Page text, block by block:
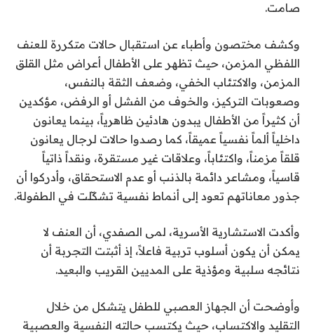
صامت.
وكشف مختصون وأطباء عن استقبال حالات متكررة للعنف
اللفظي المزمن، حيث تظهر على الأطفال أعراض مثل القلق
المزمن، والاكتئاب الخفي، وضعف الثقة بالنفس،
وصعوبات التركيز، والخوف من الفشل أو الرفض، مؤكدين
أن كثيراً من الأطفال يبدون هادئين ظاهرياً، بينما يعانون
داخلياً ألماً نفسياً عميقاً، كما رصدوا حالات لرجال يعانون
قلقاً مزمناً، واكتئاباً، وعلاقات غير مستقرة، ونقداً ذاتياً
قاسياً، ومشاعر دائمة بالذنب أو عدم الاستحقاق، وأدركوا أن
جذور معاناتهم تعود إلى أنماط نفسية تشكّلت في الطفولة.
وأكدت الاستشارية الأسرية، لمى الصفدي، أن العنف لا
يمكن أن يكون أسلوب تربية فاعلاً، إذ أثبتت التجربة أن
نتائجه سلبية ومؤذية على المديين القريب والبعيد.
وأوضحت أن الجهاز العصبي للطفل يتشكل من خلال
التقليد والاكتساب، حيث يكتسب حالته النفسية والعصبية